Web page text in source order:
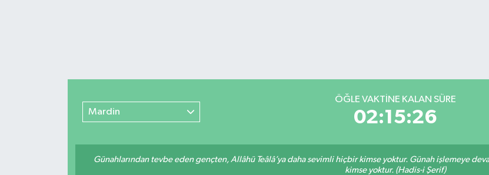
Mardin
ÖĞLE VAKTİNE KALAN SÜRE
02:15:26
Günahlarından tevbe eden gençten, Allâhü Teâlâ’ya daha sevimli hiçbir kimse yoktur. Günah işlemeye
kimse yoktur. (Hadis-i Şerif)